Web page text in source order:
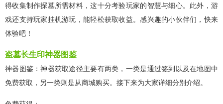
得收集制作探墓所需材料，这十分考验玩家的智慧与细心。此外，游
戏还支持玩家挂机游玩，能轻松获取收益。感兴趣的小伙伴们，快来
体验吧！
盗墓长生印神器图鉴
神器图鉴：神器获取途径主要有两类，一类是通过签到以及在地图中
免费获取，另一类则是从商城购买。接下来为大家详细分别介绍。